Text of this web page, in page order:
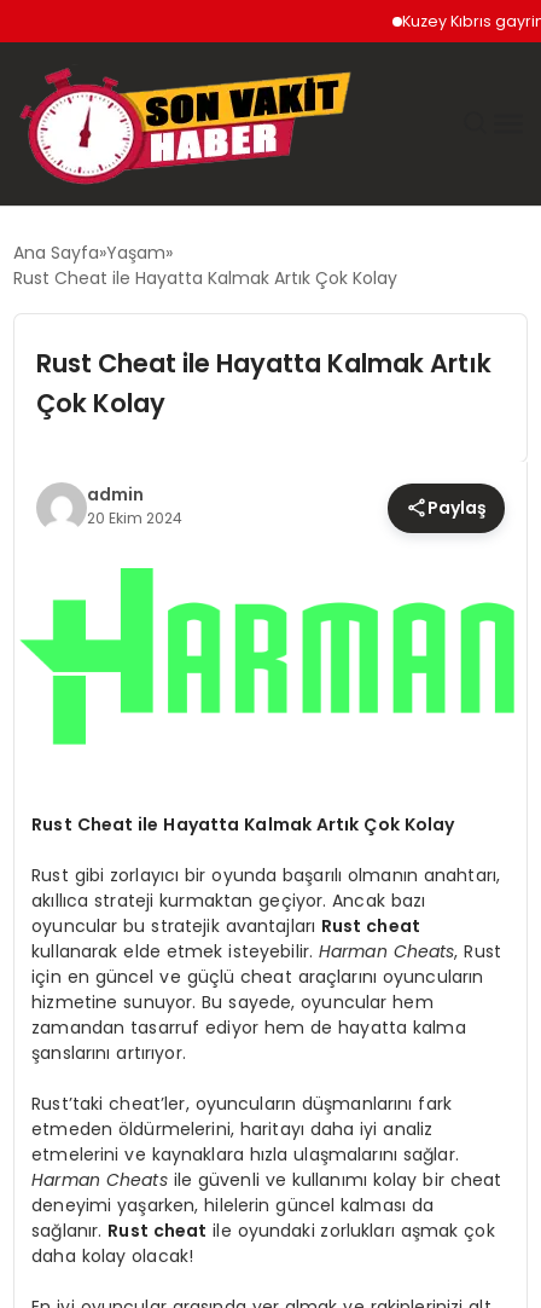
Kuzey Kıbrıs
DÜNYA
EKONOMI
SPOR
Ana Sayfa Yaşam
Rust Cheat ile Hayatta Kalmak Artık Çok Kolay
Rust Cheat ile Hayatta Kalmak Artık
Çok Kolay
admin
20 Ekim 2024 Paylaş
Rust Cheat ile Hayatta Kalmak Artık Çok Kolay
Rust gibi zorlayıcı bir oyunda başarılı olmanın anahtarı,
akıllıca strateji kurmaktan geçiyor. Ancak bazı
oyuncular bu stratejik avantajları Rust cheat
kullanarak elde etmek isteyebilir. Harman Cheats, Rust
için en güncel ve güçlü cheat araçlarını oyuncuların
hizmetine sunuyor. Bu sayede, oyuncular hem
zamandan tasarruf ediyor hem de hayatta kalma
şanslarını artırıyor.
Rust’taki cheat’ler, oyuncuların düşmanlarını fark
etmeden öldürmelerini, haritayı daha iyi analiz
etmelerini ve kaynaklara hızla ulaşmalarını sağlar.
Harman Cheatsile güvenli ve kullanımı kolay bir cheat
deneyimi yaşarken, hilelerin güncel kalması da
sağlanır. Rust cheat ile oyundaki zorlukları aşmak çok
daha kolay olacak!